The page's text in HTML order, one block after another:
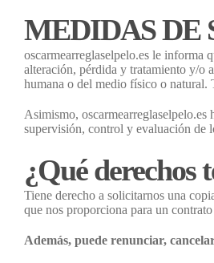
MEDIDAS DE
oscarmearreglaselpelo.es le informa
alteración, pérdida y tratamiento y/o
humana o del medio físico o
Asimismo,
supervisión, control y evaluación de
¿Qué derechos
Tiene derecho a solicitarnos una
que nos proporciona para un
Además, puede renunciar,